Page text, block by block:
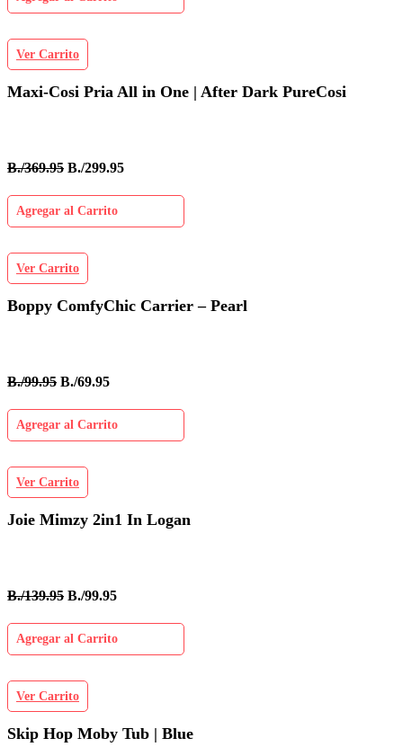
Ver Carrito
Maxi-Cosi Pria All in One | After Dark PureCosi
B./369.95 B./299.95
Agregar al Carrito
Ver Carrito
Boppy ComfyChic Carrier – Pearl
B./99.95 B./69.95
Agregar al Carrito
Ver Carrito
Joie Mimzy 2in1 In Logan
B./139.95 B./99.95
Agregar al Carrito
Ver Carrito
Skip Hop Moby Tub | Blue